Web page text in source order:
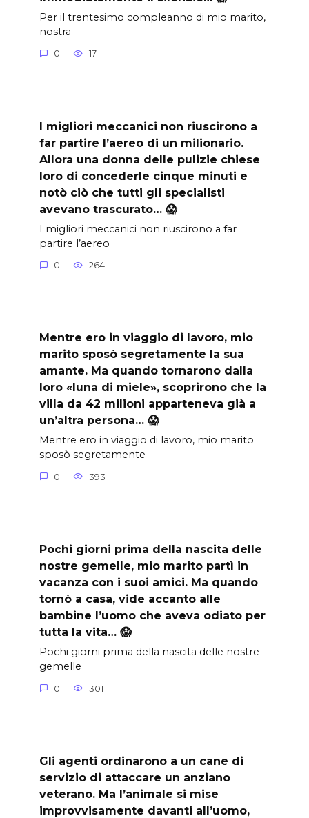
Per il trentesimo compleanno di mio marito,
nostra
0 17
I migliori meccanici non riuscirono a
far partire l’aereo di un milionario.
Allora una donna delle pulizie chiese
loro di concederle cinque minuti e
notò ciò che tutti gli specialisti
avevano trascurato… 😱
I migliori meccanici non riuscirono a far
partire l’aereo
0 264
Mentre ero in viaggio di lavoro, mio
marito sposò segretamente la sua
amante. Ma quando tornarono dalla
loro «luna di miele», scoprirono che la
villa da 42 milioni apparteneva già a
un’altra persona… 😱
Mentre ero in viaggio di lavoro, mio marito
sposò segretamente
0 393
Pochi giorni prima della nascita delle
nostre gemelle, mio marito partì in
vacanza con i suoi amici. Ma quando
tornò a casa, vide accanto alle
bambine l’uomo che aveva odiato per
tutta la vita… 😱
Pochi giorni prima della nascita delle nostre
gemelle
0 301
Gli agenti ordinarono a un cane di
servizio di attaccare un anziano
veterano. Ma l’animale si mise
improvvisamente davanti all’uomo,